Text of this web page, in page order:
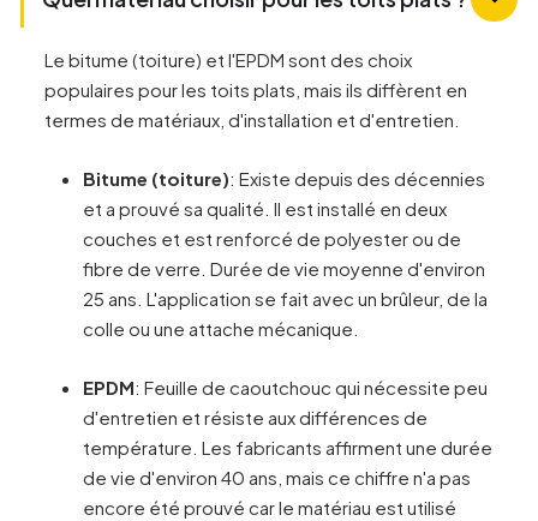
Le bitume (toiture) et l'EPDM sont des choix
populaires pour les toits plats, mais ils diffèrent en
termes de matériaux, d'installation et d'entretien.
Bitume (toiture): Existe depuis des décennies
et a prouvé sa qualité. Il est installé en deux
couches et est renforcé de polyester ou de
fibre de verre. Durée de vie moyenne d'environ
25 ans. L'application se fait avec un brûleur, de la
colle ou une attache mécanique.
EPDM: Feuille de caoutchouc qui nécessite peu
d'entretien et résiste aux différences de
température. Les fabricants affirment une durée
de vie d'environ 40 ans, mais ce chiffre n'a pas
encore été prouvé car le matériau est utilisé